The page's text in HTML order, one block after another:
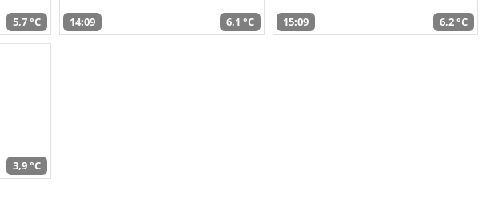
5,7 °C 14:09 6,1 °C 15:09 6,2 °C
3,9 °C